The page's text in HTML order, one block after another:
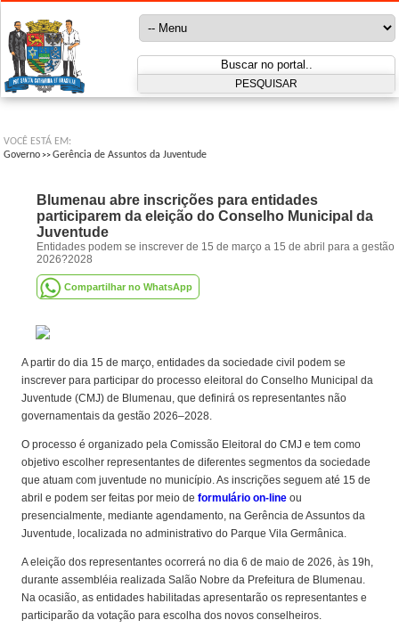
VOCÊ ESTÁ EM:
Governo >>Gerência de Assuntos da Juventude
Blumenau abre inscrições para entidades
participarem da eleição do Conselho Municipal da
Juventude
Entidades podem se inscrever de 15 de março a 15 de abril para a gestão
2026?2028
Compartilhar no WhatsApp
A partir do dia 15 de março, entidades da sociedade civil podem se
inscrever para participar do processo eleitoral do Conselho Municipal da
Juventude (CMJ) de Blumenau, que definirá os representantes não
governamentais da gestão 2026–2028.
O processo é organizado pela Comissão Eleitoral do CMJ e tem como
objetivo escolher representantes de diferentes segmentos da sociedade
que atuam com juventude no município. As inscrições seguem até 15 de
abril e podem ser feitas por meio deformulário on-lineou
presencialmente, mediante agendamento, na Gerência de Assuntos da
Juventude, localizada no administrativo do Parque Vila Germânica.
A eleição dos representantes ocorrerá no dia 6 de maio de 2026, às 19h,
durante assembléia realizada Salão Nobre da Prefeitura de Blumenau.
Na ocasião, as entidades habilitadas apresentarão os representantes e
participarão da votação para escolha dos novos conselheiros.